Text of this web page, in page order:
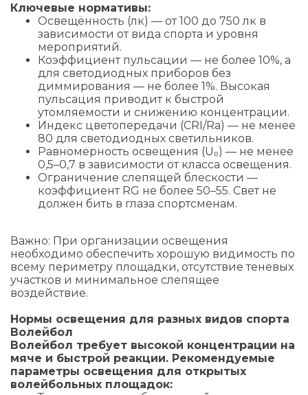
Ключевые нормативы:
Освещённость (лк) — от 100 до 750 лк в
зависимости от вида спорта и уровня
мероприятий.
Коэффициент пульсации — не более 10%, а
для светодиодных приборов без
диммирования — не более 1%. Высокая
пульсация приводит к быстрой
утомляемости и снижению концентрации.
Индекс цветопередачи (CRI/Ra) — не менее
80 для светодиодных светильников.
Равномерность освещения (U₀) — не менее
0,5–0,7 в зависимости от класса освещения.
Ограничение слепящей блескости —
коэффициент RG не более 50–55. Свет не
должен бить в глаза спортсменам.
Важно: При организации освещения
необходимо обеспечить хорошую видимость по
всему периметру площадки, отсутствие теневых
участков и минимальное слепящее
воздействие.
Нормы освещения для разных видов спорта
Волейбол
Волейбол требует высокой концентрации на
мяче и быстрой реакции. Рекомендуемые
параметры освещения для открытых
волейбольных площадок: